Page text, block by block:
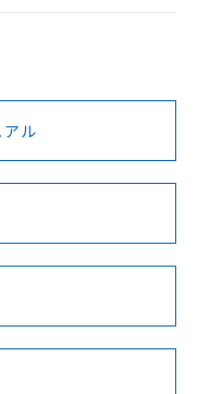
録
に、以下を必ずお読
Cd Cr(VI)
BV型式承認
（フランス
KR型式
（韓国
No No
証/適合状況ページへ
からご検索ください
ル